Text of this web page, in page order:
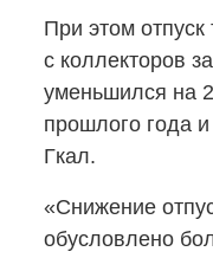
При этом отпуск
с коллекторов
уменьшился на
прошлого года
Гкал.
«Снижение
обусловлено